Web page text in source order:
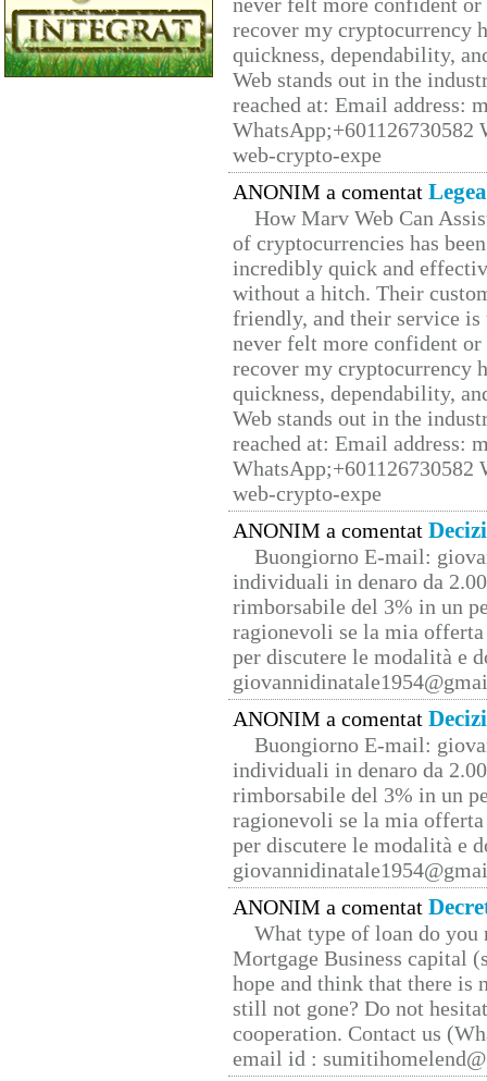
recover my cryptocurrency
quickness, dependability,
Web stands out in the
reached at: Email address:
web-crypto-expe
ANONIM a comentat
How Marv Web Can
of cryptocurrencies has
incredibly quick and
without a hitch. Their
friendly, and their service
never felt more confident
recover my cryptocurrency
quickness, dependability,
Web stands out in the
reached at: Email address:
web-crypto-expe
ANONIM a comentat
Buongiorno E-mail:
individuali in denaro da
rimborsabile del 3% in un
ragionevoli se la mia
per discutere le modalità e
ANONIM a comentat
Buongiorno E-mail:
individuali in denaro da
rimborsabile del 3% in un
ragionevoli se la mia
per discutere le modalità e
ANONIM a comentat
What type of loan do you
Mortgage Business capital
hope and think that there is
still not gone? Do not
cooperation. Contact us
email id :